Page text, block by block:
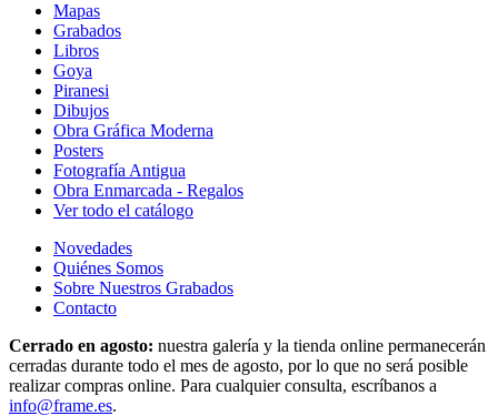
Mapas
Grabados
Libros
Goya
Piranesi
Dibujos
Obra Gráfica Moderna
Posters
Fotografía Antigua
Obra Enmarcada - Regalos
Ver todo el catálogo
Novedades
Quiénes Somos
Sobre Nuestros Grabados
Contacto
Cerrado en agosto: nuestra galería y la tienda online permanecerán
cerradas durante todo el mes de agosto, por lo que no será posible
realizar compras online. Para cualquier consulta, escríbanos a
info@frame.es.